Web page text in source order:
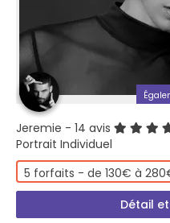
Jeremie - 14 avis
Portrait Individuel
5 forfaits - de 130€ à
Détail